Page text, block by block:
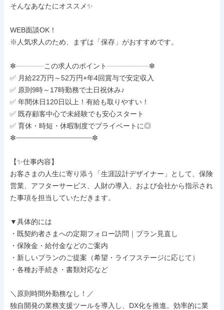
そんなあなたにオススメ✨
WEB面談OK！
※人気求人のため、まずは「保存」がおすすめです。
✼┈┈┈┈この求人のポイント┈┈┈┈┈┈✼
✅ 月給22万円～52万円+年4回賞与で安定収入
✅ 原則9時～17時勤務で土日祝休み♪
✅ 年間休日120日以上！有給も取りやすい！
✅ 既存顧客中心で未経験でも安心スタート
✅ 育休・時短・休暇制度でプライベートに◎
✼┈┈┈┈┈┈┈┈┈┈┈┈┈┈┈┈┈┈┈✼
【✨仕事内容】
お客さまの人生に寄り添う「生涯設計デザイナー」として、保険
営業、アフターサービス、人財の導入、および会社から指示され
た事項を担当していただきます。
▼具体的には
・既契約者さまへの定期フォロー訪問｜プラン見直し
・保険金・給付金などのご案内
・新しいプランのご提案（希望・ライフステージに応じて）
・各種お手続き・書類対応など
＼原則時間外勤務なし！／
独自開発の業務支援ツールを導入し、DX化を推進。効率的に業